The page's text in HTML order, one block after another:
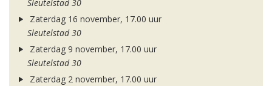
Sleutelstad 30
Zaterdag 16 november, 17.00 uur
Sleutelstad 30
Zaterdag 9 november, 17.00 uur
Sleutelstad 30
Zaterdag 2 november, 17.00 uur